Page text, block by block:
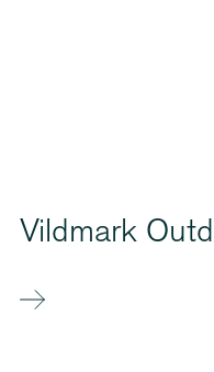
Vildmark